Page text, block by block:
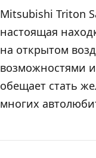
Mitsubishi Triton
настоящая
на открытом
возможностями
обещает стать
многих